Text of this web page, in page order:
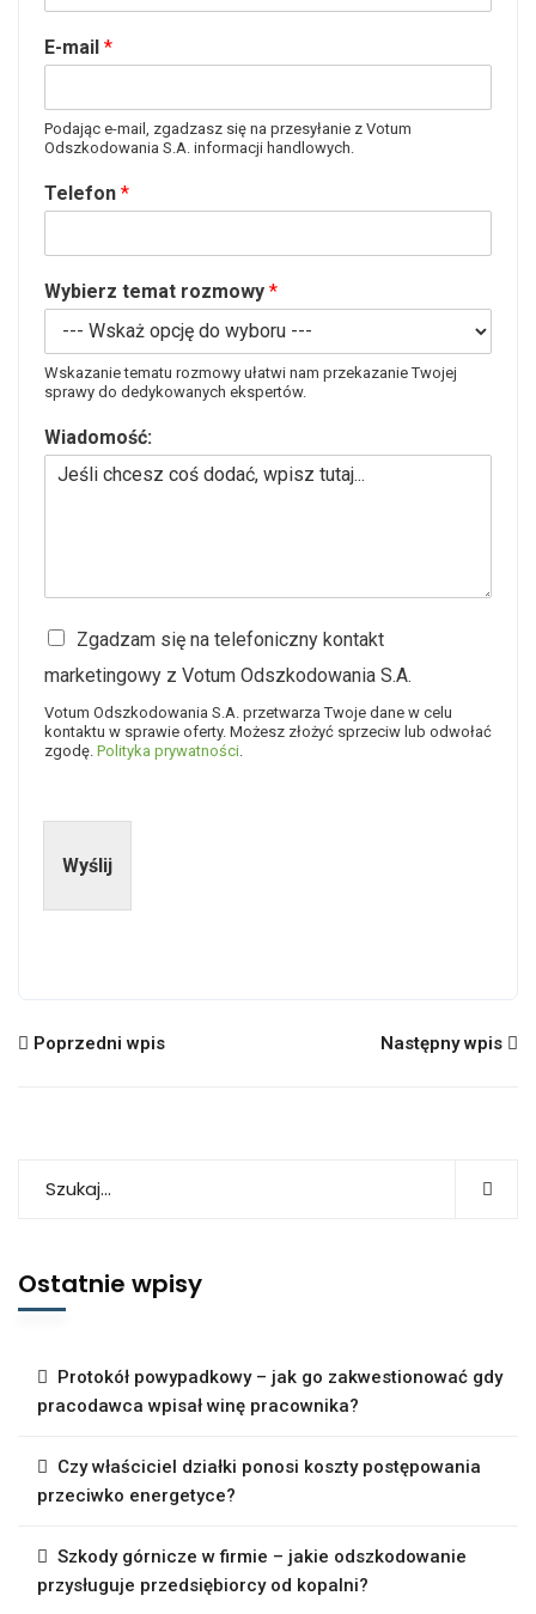
E-mail *
Podając e-mail, zgadzasz się na przesyłanie z Votum
Odszkodowania S.A. informacji handlowych.
Telefon *
Wybierz temat rozmowy *
Wskazanie tematu rozmowy ułatwi nam przekazanie Twojej
sprawy do dedykowanych ekspertów.
Wiadomość:
A
c
e
p
t
c
Zgadzam się na telefoniczny kontakt
marketingowy z Votum Odszkodowania S.A.
Votum Odszkodowania S.A. przetwarza Twoje dane w celu
kontaktu w sprawie oferty. Możesz złożyć sprzeciw lub odwołać
zgodę. Polityka prywatności
Wyślij
Poprzedni wpis Następny wpis
Ostatnie wpisy
Protokół powypadkowy – jak go zakwestionować gdy
pracodawca wpisał winę pracownika?
Czy właściciel działki ponosi koszty postępowania
przeciwko energetyce?
Szkody górnicze w firmie – jakie odszkodowanie
przysługuje przedsiębiorcy od kopalni?